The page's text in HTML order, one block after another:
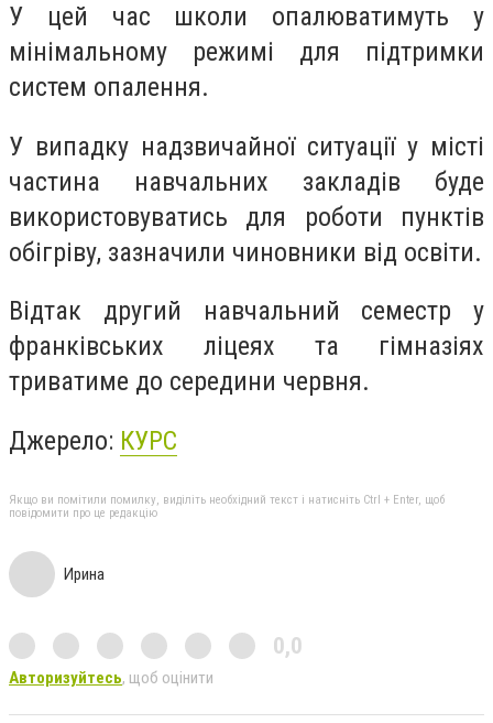
У цей час школи опалюватимуть у
мінімальному режимі для підтримки
систем опалення.
У випадку надзвичайної ситуації у місті
частина навчальних закладів буде
використовуватись для роботи пунктів
обігріву, зазначили чиновники від освіти.
Відтак другий навчальний семестр у
франківських ліцеях та гімназіях
триватиме до середини червня.
Джерело: КУРС
Якщо ви помітили помилку, виділіть необхідний текст і натисніть Ctrl + Enter, щоб
повідомити про це редакцію
Ирина
0,0
Авторизуйтесь, щоб оцінити